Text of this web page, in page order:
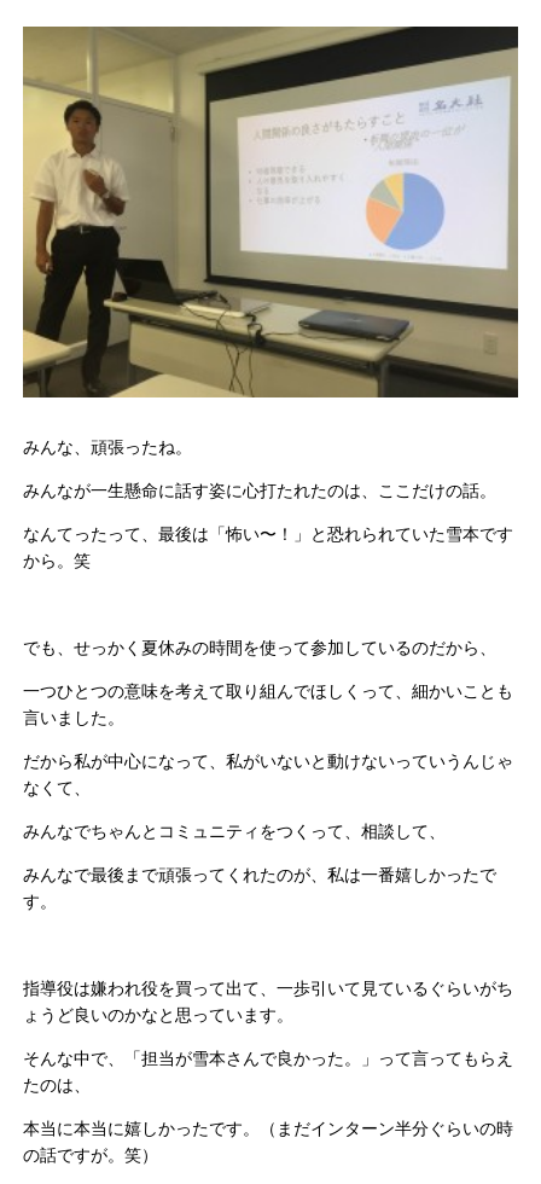
みんな、頑張ったね。
みんなが一生懸命に話す姿に心打たれたのは、ここだけの話。
なんてったって、最後は「怖い〜！」と恐れられていた雪本です
から。笑
でも、せっかく夏休みの時間を使って参加しているのだから、
一つひとつの意味を考えて取り組んでほしくって、細かいことも
言いました。
だから私が中心になって、私がいないと動けないっていうんじゃ
なくて、
みんなでちゃんとコミュニティをつくって、相談して、
みんなで最後まで頑張ってくれたのが、私は一番嬉しかったで
す。
指導役は嫌われ役を買って出て、一歩引いて見ているぐらいがち
ょうど良いのかなと思っています。
そんな中で、「担当が雪本さんで良かった。」って言ってもらえ
たのは、
本当に本当に嬉しかったです。（まだインターン半分ぐらいの時
の話ですが。笑）